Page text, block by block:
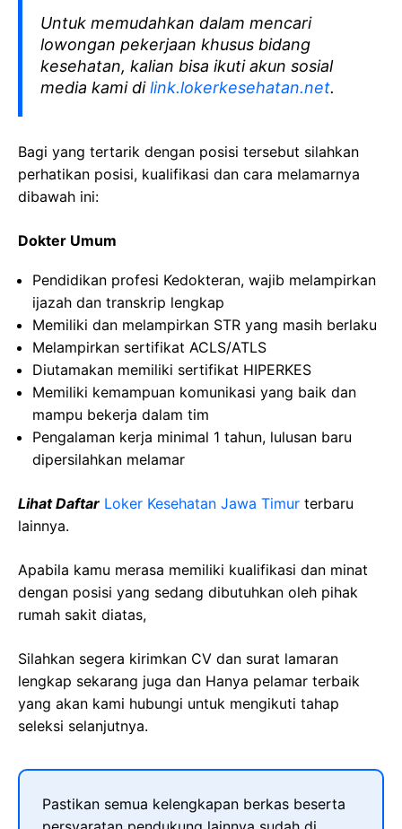
Untuk memudahkan dalam mencari
lowongan pekerjaan khusus bidang
kesehatan, kalian bisa ikuti akun sosial
media kami dilink.lokerkesehatan.net.
Bagi yang tertarik dengan posisi tersebut silahkan
perhatikan posisi, kualifikasi dan cara melamarnya
dibawah ini:
Dokter Umum
Pendidikan profesi Kedokteran, wajib melampirkan
ijazah dan transkrip lengkap
Memiliki dan melampirkan STR yang masih berlaku
Melampirkan sertifikat ACLS/ATLS
Diutamakan memiliki sertifikat HIPERKES
Memiliki kemampuan komunikasi yang baik dan
mampu bekerja dalam tim
Pengalaman kerja minimal 1 tahun, lulusan baru
dipersilahkan melamar
Lihat Daftar Loker Kesehatan Jawa Timur terbaru
lainnya.
Apabila kamu merasa memiliki kualifikasi dan minat
dengan posisi yang sedang dibutuhkan oleh pihak
rumah sakit diatas,
Silahkan segera kirimkan CV dan surat lamaran
lengkap sekarang juga dan Hanya pelamar terbaik
yang akan kami hubungi untuk mengikuti tahap
seleksi selanjutnya.
Pastikan semua kelengkapan berkas beserta